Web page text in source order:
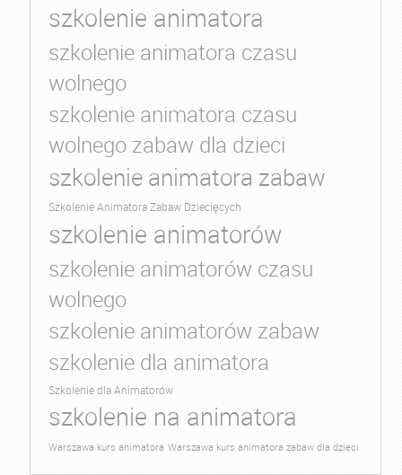
szkolenie animatora
szkolenie animatora czasu
wolnego
szkolenie animatora czasu
wolnego zabaw dla dzieci
szkolenie animatora zabaw
Szkolenie Animatora Zabaw Dziecięcych
szkolenie animatorów
szkolenie animatorów czasu
wolnego
szkolenie animatorów zabaw
szkolenie dla animatora
Szkolenie dla Animatorów
szkolenie na animatora
Warszawa kurs animatora Warszawa kurs animatora zabaw dla dzieci